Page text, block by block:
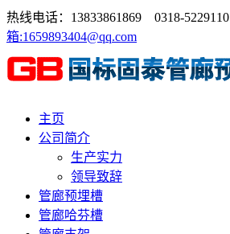
热线电话：13833861869 0318-5229110
箱:1659893404@qq.com
主页
公司简介
生产实力
领导致辞
管廊预埋槽
管廊哈芬槽